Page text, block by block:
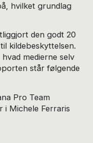
hvilket grundlag
den godt 20
kildebeskyttelsen.
medierne selv
står følgende
Pro Team
i Michele Ferraris